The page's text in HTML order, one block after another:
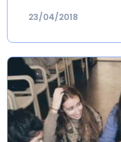
23/04/2018